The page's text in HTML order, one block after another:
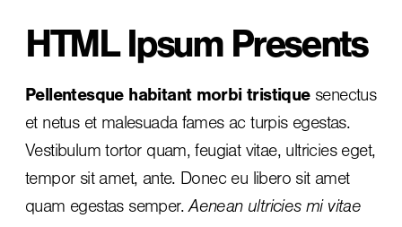
HTML Ipsum Presents
Pellentesque habitant morbi tristiquesenectus
et netus et malesuada fames ac turpis egestas.
Vestibulum tortor quam, feugiat vitae, ultricies eget,
tempor sit amet, ante. Donec eu libero sit amet
quam egestas semper.Aenean ultricies mi vitae